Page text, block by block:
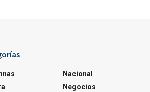
Nacional
Negocios